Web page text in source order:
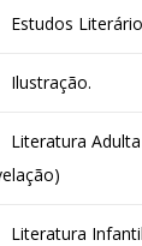
Estudos
Ilustração.
Literatura
Literatura Infantil